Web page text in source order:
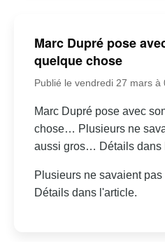
Marc Dupré pose
quelque chose
Publié le vendredi 27 mars à
Marc Dupré pose avec
chose… Plusieurs ne
aussi gros… Détails dans
Plusieurs ne savaient
Détails dans l'article.